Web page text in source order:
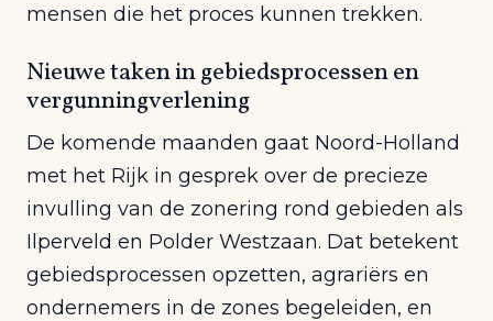
mensen die het proces kunnen trekken.
Nieuwe taken in gebiedsprocessen en
vergunningverlening
De komende maanden gaat Noord-Holland
met het Rijk in gesprek over de precieze
invulling van de zonering rond gebieden als
Ilperveld en Polder Westzaan. Dat betekent
gebiedsprocessen opzetten, agrariërs en
ondernemers in de zones begeleiden, en